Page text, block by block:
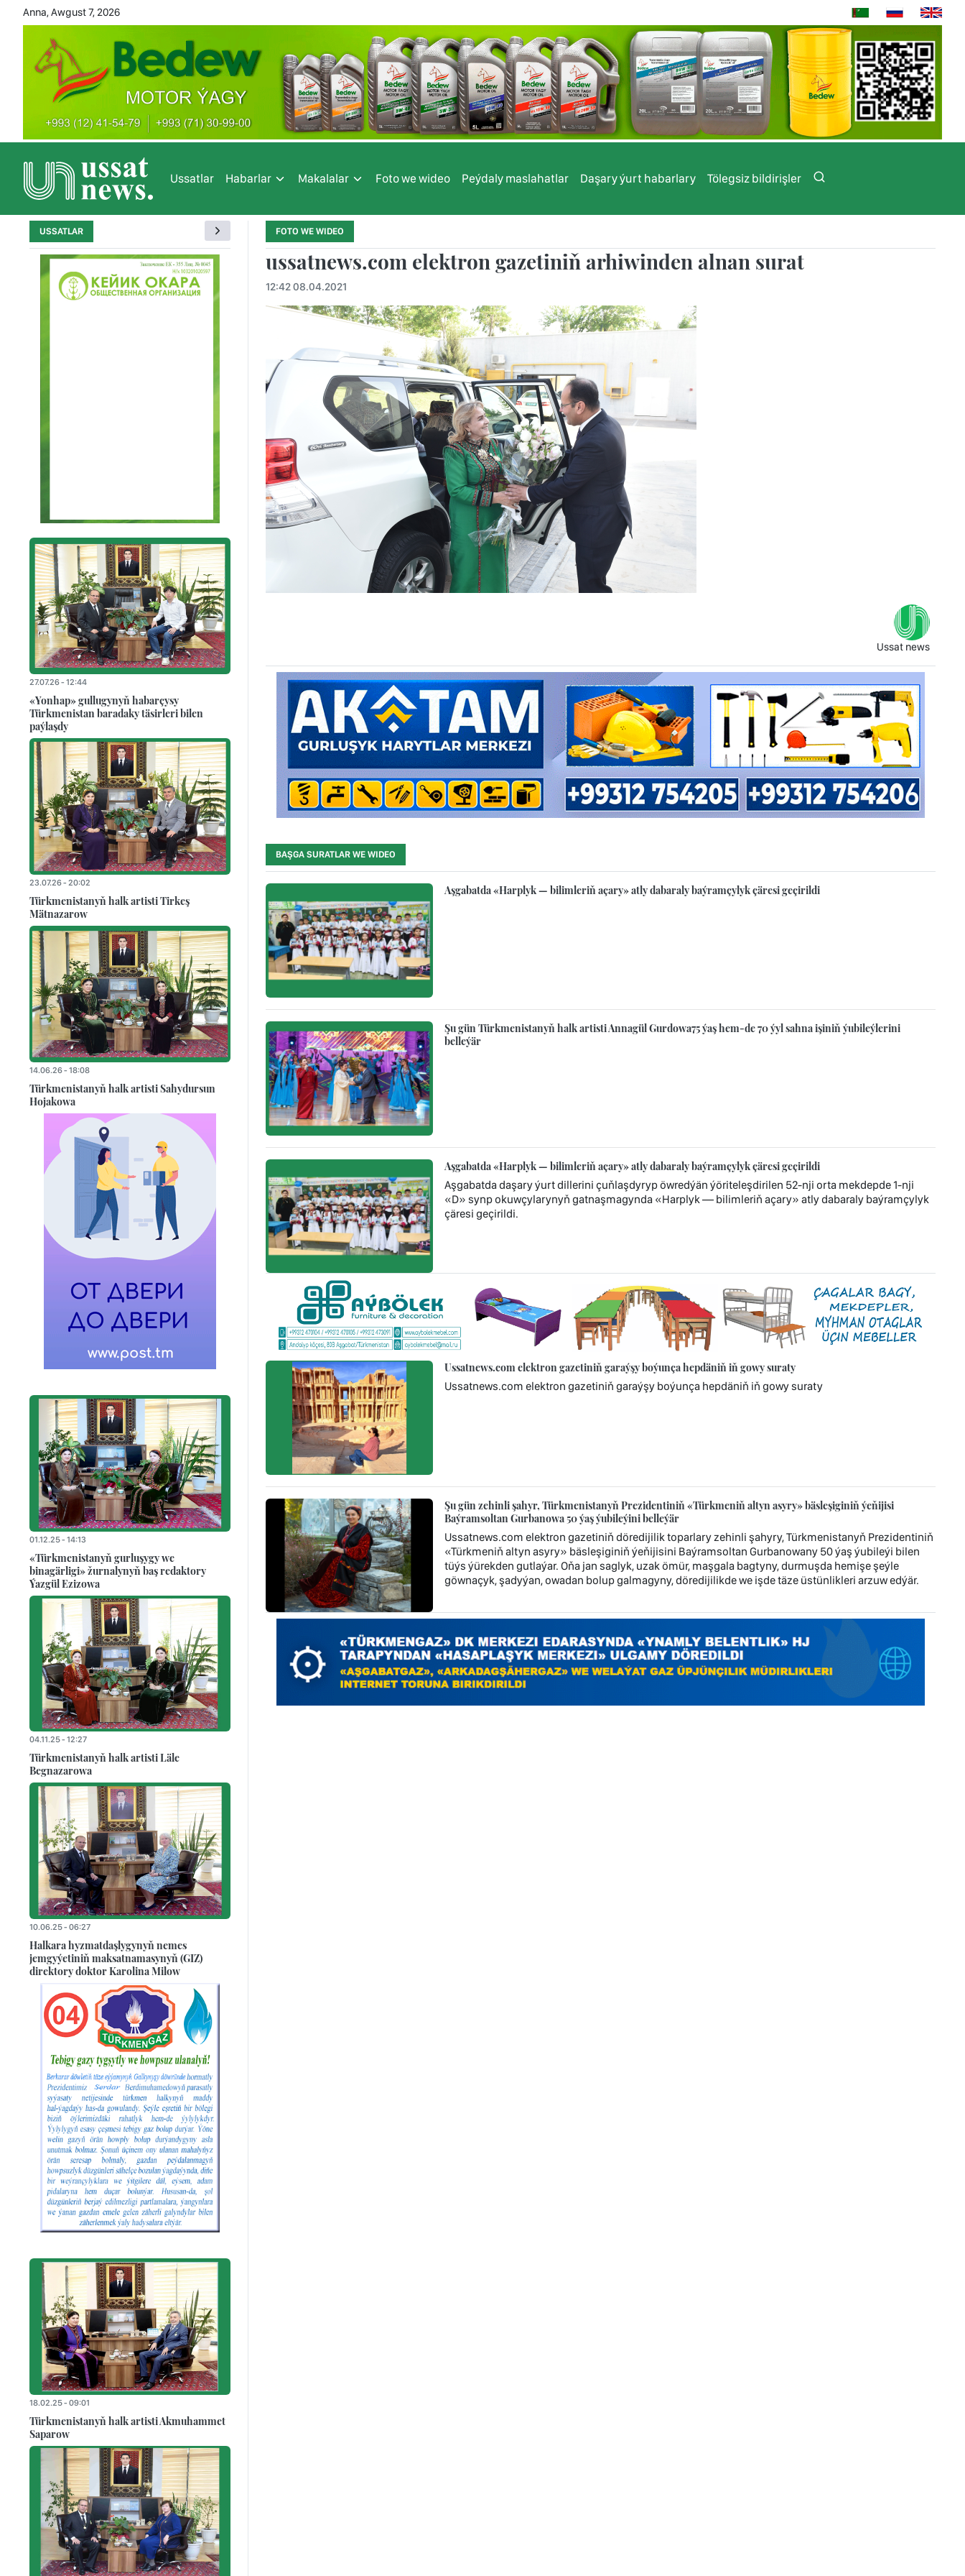
Anna, Awgust 7, 2026
Ussatlar Habarlar Makalalar Foto we wideo Peýdaly maslahatlar Daşary ýurt habarlary Tölegsiz bildirişler
FOTO WE WIDEO
ussatnews.com elektron gazetiniň arhiwinden alnan surat
12:42 08.04.2021
Ussat news
BAŞGA SURATLAR WE WIDEO
Aşgabatda «Harplyk — bilimleriň açary» atly dabaraly baýramçylyk çäresi geçirildi
Şu gün Türkmenistanyň halk artisti Annagül Gurdowa75 ýaş hem-de 70 ýyl sahna işiniň ýubileýlerini
belleýär
Aşgabatda «Harplyk — bilimleriň açary» atly dabaraly baýramçylyk çäresi geçirildi
Aşgabatda daşary ýurt dillerini çuňlaşdyryp öwredýän ýöriteleşdirilen 52-nji orta mekdepde 1-nji
«D» synp okuwçylarynyň gatnaşmagynda «Harplyk — bilimleriň açary» atly dabaraly baýramçylyk
çäresi geçirildi.
Ussatnews.com elektron gazetiniň garaýşy boýunça hepdäniň iň gowy suraty
Ussatnews.com elektron gazetiniň garaýşy boýunça hepdäniň iň gowy suraty
Şu gün zehinli şahyr, Türkmenistanyň Prezidentiniň «Türkmeniň altyn asyry» bäsleşiginiň ýeňijisi
Baýramsoltan Gurbanowa 50 ýaş ýubileýini belleýär
Ussatnews.com elektron gazetiniň döredijilik toparlary zehinli şahyry, Türkmenistanyň Prezidentiniň
«Türkmeniň altyn asyry» bäsleşiginiň ýeňijisini Baýramsoltan Gurbanowany 50 ýaş ýubileýi bilen
tüýs ýürekden gutlaýar. Oňa jan saglyk, uzak ömür, maşgala bagtyny, durmuşda hemişe şeýle
göwnaçyk, şadyýan, owadan bolup galmagyny, döredijilikde we işde täze üstünlikleri arzuw edýär.
USSATLAR
27.07.26 - 12:44
«Yonhap» gullugynyň habarçysy
Türkmenistan baradaky täsirleri bilen
paýlaşdy
23.07.26 - 20:02
Türkmenistanyň halk artisti Tirkeş
Mätnazarow
14.06.26 - 18:08
Türkmenistanyň halk artisti Sahydursun
Hojakowa
01.12.25 - 14:13
«Türkmenistanyň gurluşygy we
binagärligi» žurnalynyň baş redaktory
Ýazgül Ezizowa
04.11.25 - 12:27
Türkmenistanyň halk artisti Läle
Begnazarowa
10.06.25 - 06:27
Halkara hyzmatdaşlygynyň nemes
jemgyýetiniň maksatnamasynyň (GIZ)
direktory doktor Karolina Milow
18.02.25 - 09:01
Türkmenistanyň halk artisti Akmuhammet
Saparow